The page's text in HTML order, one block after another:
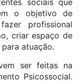
sociais que
o objetivo de
profissional
criar espaço de
atuação.
ser feitas na
Psicossocial.